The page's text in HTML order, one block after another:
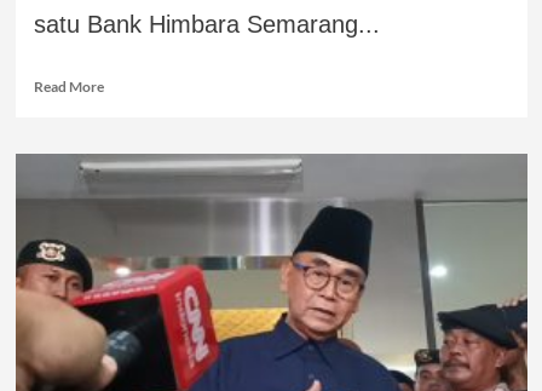
satu Bank Himbara Semarang...
Read More